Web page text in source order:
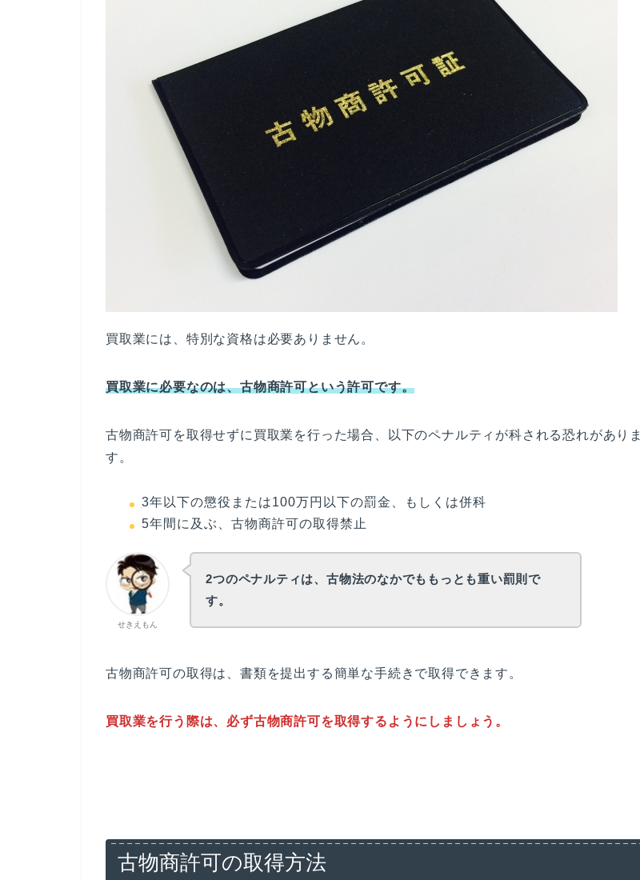
買取業には、特別な資格は必要ありません。
買取業に必要なのは、古物商許可という許可です。
古物商許可を取得せずに買取業を行った場合、以下のペナルティが科される恐れがありま
す。
3年以下の懲役または100万円以下の罰金、もしくは併科
5年間に及ぶ、古物商許可の取得禁止
せきえもん
2つのペナルティは、古物法のなかでももっとも重い罰則で
す。
古物商許可の取得は、書類を提出する簡単な手続きで取得できます。
買取業を行う際は、必ず古物商許可を取得するようにしましょう。
古物商許可の取得方法